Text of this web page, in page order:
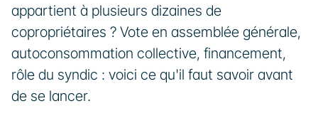
appartient à plusieurs dizaines de
copropriétaires ? Vote en assemblée générale,
autoconsommation collective, financement,
rôle du syndic : voici ce qu'il faut savoir avant
de se lancer.